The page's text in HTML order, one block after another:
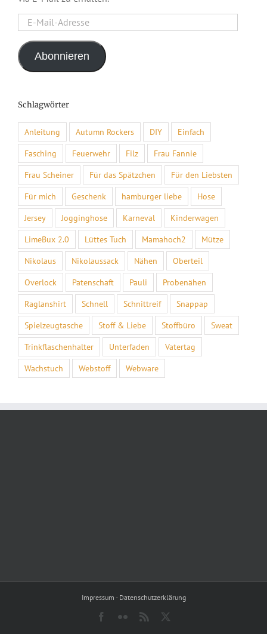
Mail-
Adresse
Abonnieren
Schlagwörter
Anleitung Autumn Rockers DIY
Einfach
Fasching
Feuerwehr Filz
Frau Fannie
Frau Scheiner
Für das Spätzchen
Für den Liebsten
Für mich
Geschenk hamburger liebe
Hose
Jersey
Jogginghose Karneval
Kinderwagen
LimeBux 2.0
Lüttes Tuch Mamahoch2
Mütze
Nikolaus
Nikolaussack Nähen
Oberteil
Overlock
Patenschaft Pauli
Probenähen
Raglanshirt
Schnell Schnittreif
Snappap
Spielzeugtasche
Stoff & Liebe Stoffbüro
Sweat
Trinkflaschenhalter
Unterfaden
Vatertag
Wachstuch
Webstoff Webware
Impressum - Datenschutzerklärung
Facebook
Flickr Rss